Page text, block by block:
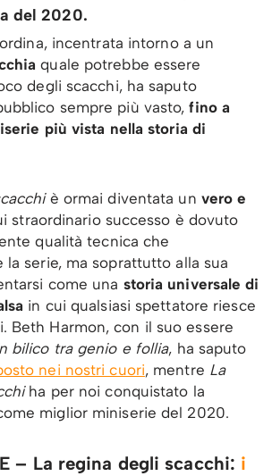
del 2020.
incentrata intorno a un
quale potrebbe essere
degli scacchi, ha saputo
sempre più vasto,fino a
più vista nella storia di
è ormai diventata un vero e
straordinario successo è dovuto
qualità tecnica che
serie, ma soprattutto alla sua
come una storia universale di
in cui qualsiasi spettatore riesce
Beth Harmon, con il suo essere
bilico tra genio e follia, ha saputo
nei nostri cuori, mentre La
ha per noi conquistato la
miglior miniserie del 2020.
– La regina degli scacchi: i